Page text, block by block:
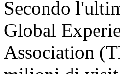
Secondo
Global
Association